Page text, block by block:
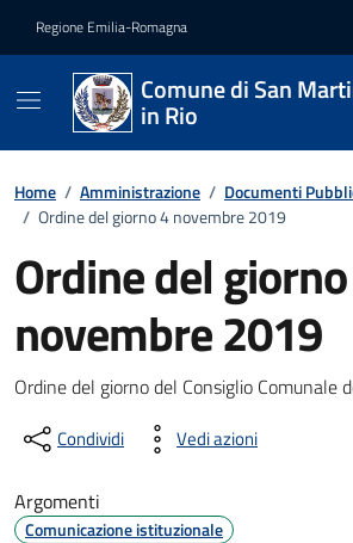
Regione Emilia-Romagna
Comune di San
in Rio
Home / Amministrazione / Documenti
/ Ordine del giorno 4 novembre 2019
Ordine del
novembre 2019
Dettagli del documento
Ordine del giorno del Consiglio
Condividi Vedi azioni
Argomenti
Comunicazione istituzionale